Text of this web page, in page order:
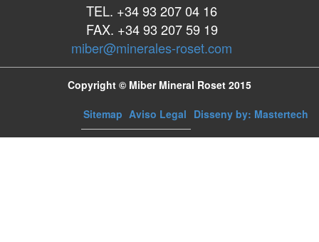
TEL. +34 93 207 04 16
FAX. +34 93 207 59 19
miber@minerales-roset.com
Copyright © Miber Mineral Roset 2015
Sitemap Aviso Legal Disseny by: Mastertech